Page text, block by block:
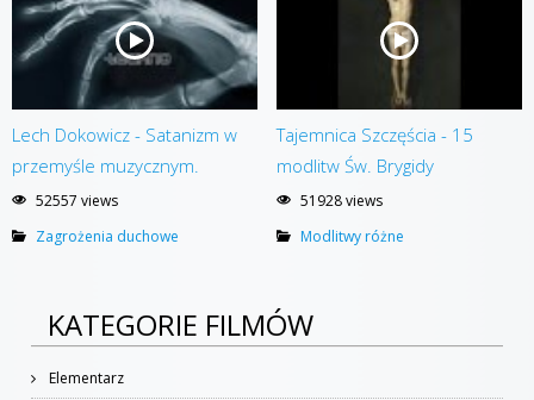
Lech Dokowicz - Satanizm w
przemyśle muzycznym.
52557 views
Zagrożenia duchowe
Tajemnica Szczęścia - 15
modlitw Św. Brygidy
51928 views
Modlitwy różne
KATEGORIE FILMÓW
Elementarz